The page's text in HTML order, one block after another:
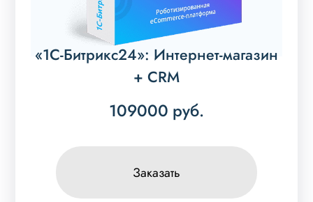
«1С-Битрикс24»: Интернет-магазин
+ CRM
109000 руб.
Заказать